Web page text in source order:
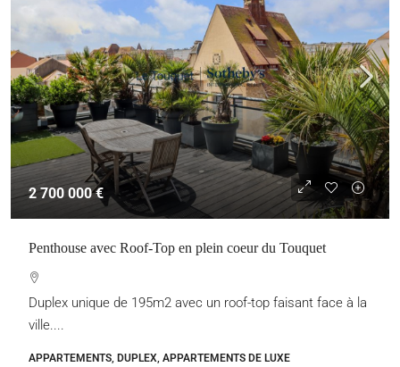
2 700 000 €
Penthouse avec Roof-Top en plein coeur du Touquet
Duplex unique de 195m2 avec un roof-top faisant face à la
ville....
APPARTEMENTS, DUPLEX, APPARTEMENTS DE LUXE